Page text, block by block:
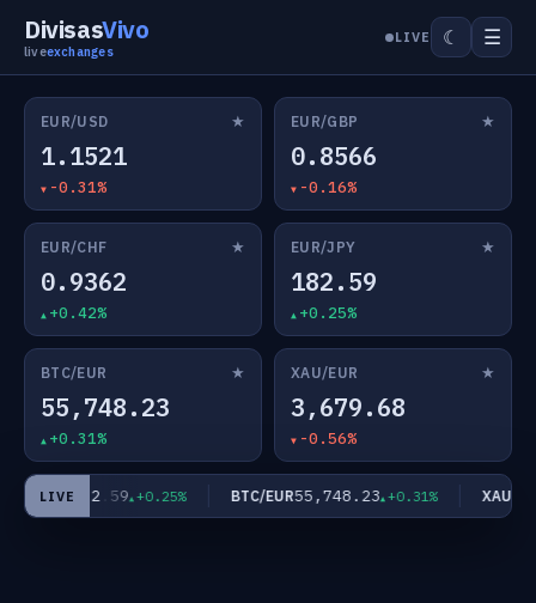
DivisasVivo
liveexchanges
LIVE ☾ ☰
EUR/USD ★
1.1521
-0.31%
EUR/GBP ★
0.8566
-0.16%
EUR/CHF ★
0.9362
+0.42%
EUR/JPY ★
182.59
+0.25%
BTC/EUR ★
55,748.23
+0.31%
XAU/EUR ★
3,679.68
-0.56%
LIVE
JPY182.59 +0.25% BTC/EUR55,748.23 +0.31% XAU/EUR